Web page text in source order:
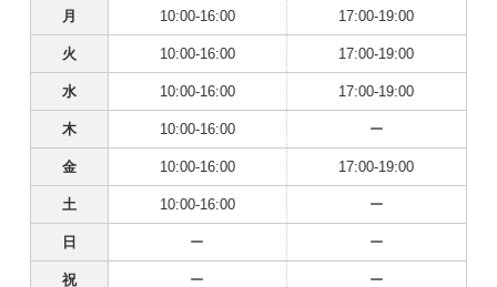
月 10:00-16:00 17:00-19:00
火 10:00-16:00 17:00-19:00
水 10:00-16:00 17:00-19:00
木 10:00-16:00 ー
金 10:00-16:00 17:00-19:00
土 10:00-16:00 ー
日 ー ー
祝 ー ー